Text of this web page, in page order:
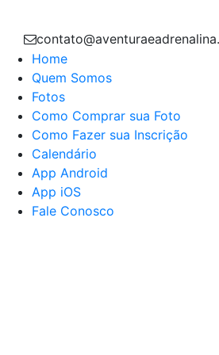
Home
Quem Somos
Fotos
Como Comprar sua Foto
Como Fazer sua Inscrição
Calendário
App Android
App iOS
Fale Conosco